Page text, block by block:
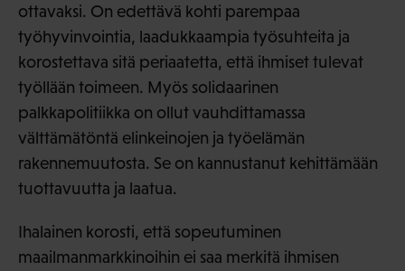
ottavaksi. On edettävä kohti parempaa
työhyvinvointia, laadukkaampia työsuhteita ja
korostettava sitä periaatetta, että ihmiset tulevat
työllään toimeen. Myös solidaarinen
palkkapolitiikka on ollut vauhdittamassa
välttämätöntä elinkeinojen ja työelämän
rakennemuutosta. Se on kannustanut kehittämään
tuottavuutta ja laatua.
Ihalainen korosti, että sopeutuminen
maailmanmarkkinoihin ei saa merkitä ihmisen